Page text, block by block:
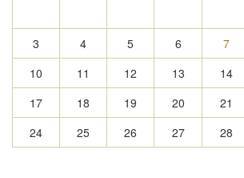
3
4 5 6 7
10
11 12 13 14
17
18 19 20 21
24
25 26 27 28